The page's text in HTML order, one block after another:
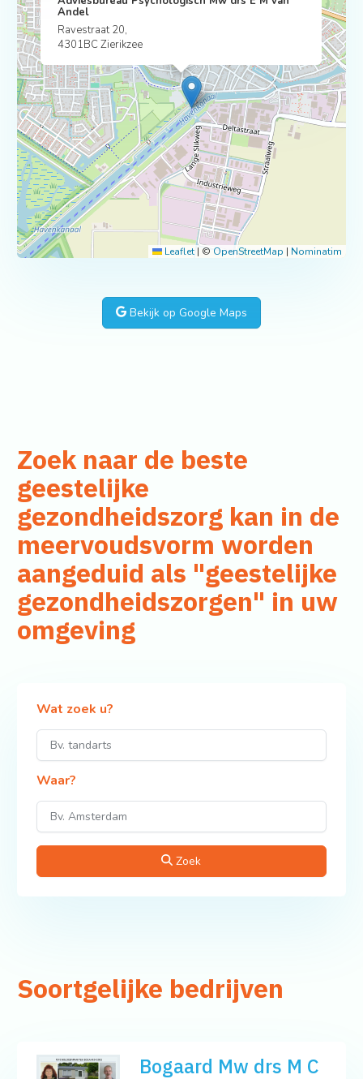
Andel
Ravestraat 20,
4301BC Zierikzee
Leaflet | © OpenStreetMap | Nominatim
Bekijk op Google Maps
Zoek naar de beste
geestelijke
gezondheidszorg kan in de
meervoudsvorm worden
aangeduid als "geestelijke
gezondheidszorgen" in uw
omgeving
Wat zoek u?
Waar?
Zoek
Soortgelijke bedrijven
Bogaard Mw drs M C